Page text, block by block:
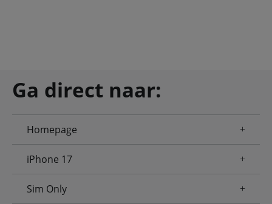
Ga direct naar:
Homepage
iPhone 17
Sim Only